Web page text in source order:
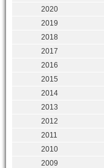
2020
2019
2018
2017
2016
2015
2014
2013
2012
2011
2010
2009